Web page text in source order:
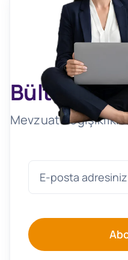
Mevzuat